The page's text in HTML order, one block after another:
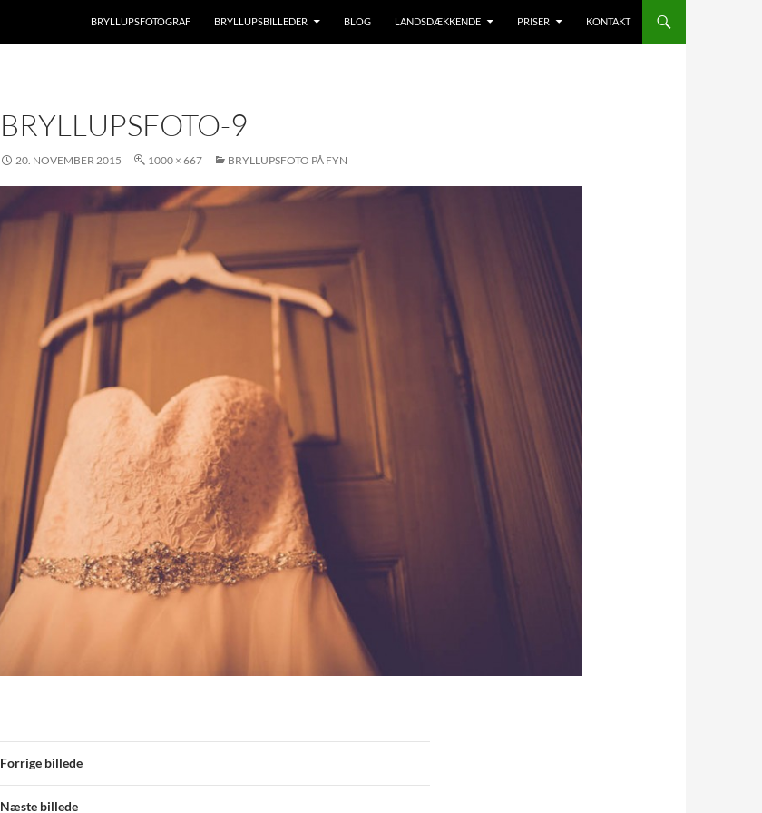
BRYLLUPSFOTOGRAF BRYLLUPSBILLEDER BLOG LANDSDÆKKENDE PRISER KONTAKT
BRYLLUPSFOTO-9
20. NOVEMBER 2015 1000 × 667 BRYLLUPSFOTO PÅ FYN
Forrige billede
Næste billede